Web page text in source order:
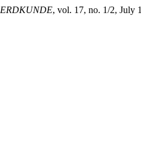
ERDKUNDE, vol. 17, no. 1/2, July